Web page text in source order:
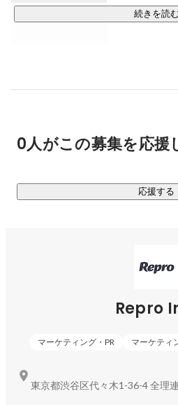
続きを読
0人がこの募集を応援
応援する
Repro
マーケティング・PR マーケティ
東京都渋谷区代々木1-36-4 全理